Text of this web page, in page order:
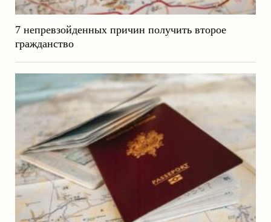
7 непревзойденных причин получить второе
гражданство